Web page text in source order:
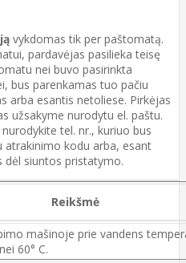
vykdomas tik per paštomatą.
pardavėjas pasilieka teisę
nei buvo pasirinkta
bus parenkamas tuo pačiu
arba esantis netoliese. Pirkėjas
užsakyme nurodytu el. paštu.
tel. nr., kuriuo bus
atrakinimo kodu arba, esant
dėl siuntos pristatymo.
Reikšmė
mašinoje prie vandens
60° C.